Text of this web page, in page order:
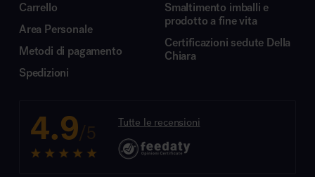
Carrello
Area Personale
Metodi di pagamento
Spedizioni
Smaltimento imballi e
prodotto a fine vita
Certificazioni sedute Della
Chiara
4.9/5 Tutte le recensioni